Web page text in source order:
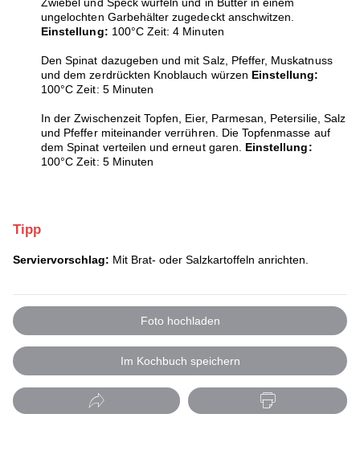
Zwiebel und Speck würfeln und in Butter in einem
ungelochten Garbehälter zugedeckt anschwitzen.
Einstellung: 100°C Zeit: 4 Minuten
Den Spinat dazugeben und mit Salz, Pfeffer, Muskatnuss
und dem zerdrückten Knoblauch würzen Einstellung:
100°C Zeit: 5 Minuten
In der Zwischenzeit Topfen, Eier, Parmesan, Petersilie, Salz
und Pfeffer miteinander verrühren. Die Topfenmasse auf
dem Spinat verteilen und erneut garen. Einstellung:
100°C Zeit: 5 Minuten
Tipp
Serviervorschlag: Mit Brat- oder Salzkartoffeln anrichten.
Foto hochladen
Im Kochbuch speichern